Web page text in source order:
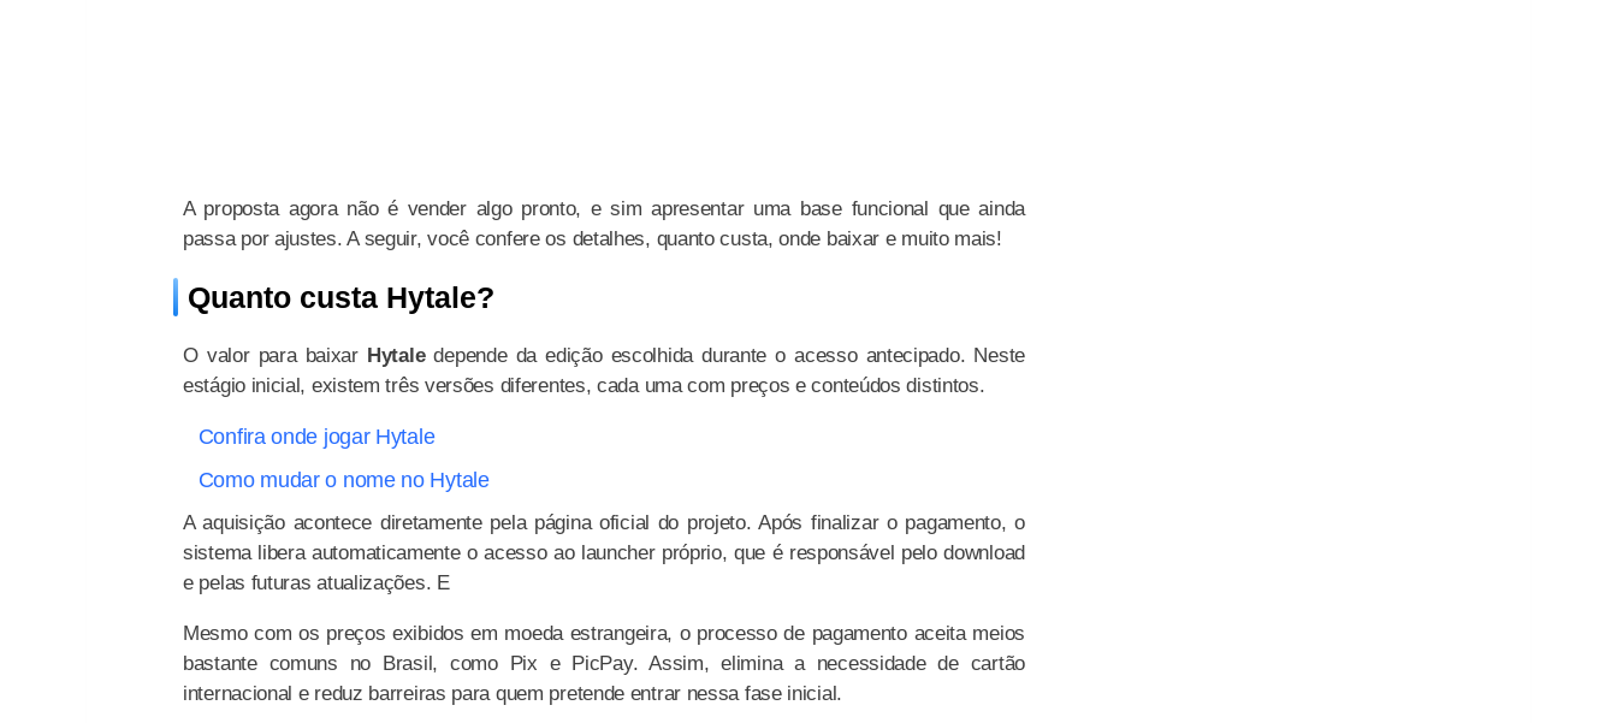
A proposta agora não é vender algo pronto, e sim apresentar uma base funcional que ainda
passa por ajustes. A seguir, você confere os detalhes, quanto custa, onde baixar e muito mais!
Quanto custa Hytale?
O valor para baixar Hytaledepende da edição escolhida durante o acesso antecipado. Neste
estágio inicial, existem três versões diferentes, cada uma com preços e conteúdos distintos.
Confira onde jogar Hytale
Como mudar o nome no Hytale
A aquisição acontece diretamente pela página oficial do projeto. Após finalizar o pagamento, o
sistema libera automaticamente o acesso ao launcher próprio, que é responsável pelo download
e pelas futuras atualizações. E
Mesmo com os preços exibidos em moeda estrangeira, o processo de pagamento aceita meios
bastante comuns no Brasil, como Pix e PicPay. Assim, elimina a necessidade de cartão
internacional e reduz barreiras para quem pretende entrar nessa fase inicial.